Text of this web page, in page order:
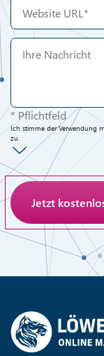
* Pflichtfeld
Ich stimme der Verwendung
zu.
Anti-